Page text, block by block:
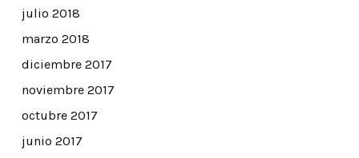
julio 2018
marzo 2018
diciembre 2017
noviembre 2017
octubre 2017
junio 2017